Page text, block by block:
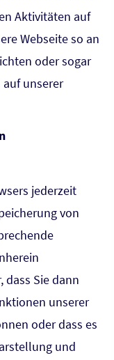
Aktivitäten auf
Webseite so an
oder sogar
unserer
jederzeit
von
dass Sie dann
unserer
oder dass es
und